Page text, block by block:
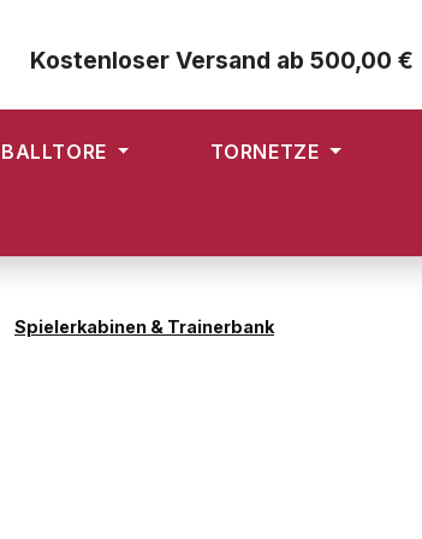
Kostenloser Versand ab 500,00 €
TORNETZE
Spielerkabinen & Trainerbank